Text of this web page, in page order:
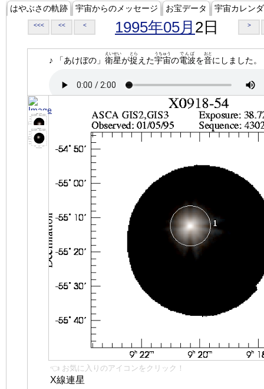
はやぶさの軌跡 宇宙からのメッセージ お宝データ 宇宙カレン
<<< << < 1995年05月 2日 >
♪ 「あけぼの」 衛星
えいせい
が捉
とら
えた宇宙
うちゅう
の電波
でんぱ
を音
おと
にしました。
👈 お気に入りのアイコンをクリック！
X線連星